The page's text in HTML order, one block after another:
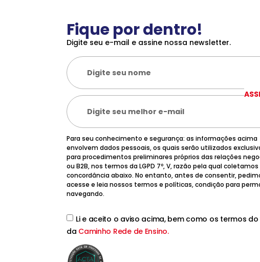
Fique por dentro!
Digite seu e-mail e assine nossa newsletter.
Para seu conhecimento e segurança: as informações acima
envolvem dados pessoais, os quais serão utilizados
para procedimentos preliminares próprios das relações
ou B2B, nos termos da LGPD 7º, V, razão pela qual
concordância abaixo. No entanto, antes de consentir,
acesse e leia nossos termos e políticas, condição para
navegando.
Li e aceito o aviso acima, bem como os termos
da Caminho Rede de Ensino.